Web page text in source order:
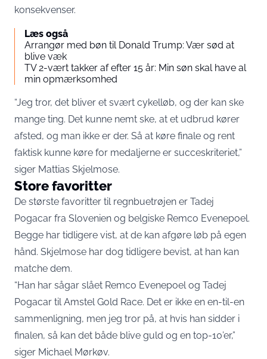
konsekvenser.
Læs også
Arrangør med bøn til Donald Trump: Vær sød at
blive væk
TV 2-vært takker af efter 15 år: Min søn skal have al
min opmærksomhed
“Jeg tror, det bliver et svært cykelløb, og der kan ske
mange ting. Det kunne nemt ske, at et udbrud kører
afsted, og man ikke er der. Så at køre finale og rent
faktisk kunne køre for medaljerne er succeskriteriet,”
siger Mattias Skjelmose.
Store favoritter
De største favoritter til regnbuetrøjen er Tadej
Pogacar fra Slovenien og belgiske Remco Evenepoel.
Begge har tidligere vist, at de kan afgøre løb på egen
hånd. Skjelmose har dog tidligere bevist, at han kan
matche dem.
“Han har sågar slået Remco Evenepoel og Tadej
Pogacar til Amstel Gold Race. Det er ikke en en-til-en
sammenligning, men jeg tror på, at hvis han sidder i
finalen, så kan det både blive guld og en top-10’er,”
siger Michael Mørkøv.